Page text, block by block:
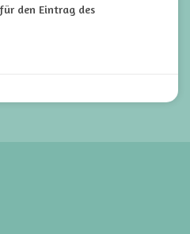
den Eintrag des